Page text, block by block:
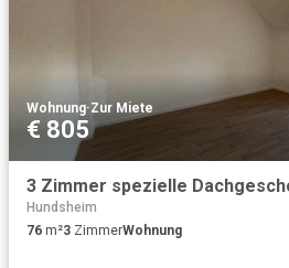
Wohnung·Zur Miete
€ 805
3 Zimmer spezielle
Hundsheim
76 m²3 ZimmerWohnung